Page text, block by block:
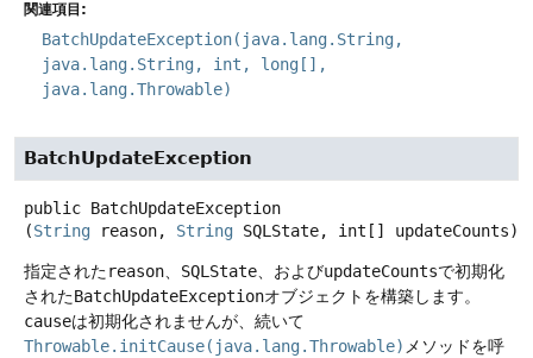
関連項目:
BatchUpdateException(java.lang.String,
java.lang.String, int, long[],
java.lang.Throwable)
BatchUpdateException
public BatchUpdateException
(String reason, String SQLState, int[] updateCounts)
指定されたreason SQLState 、およびupdateCountsで初期化
されたBatchUpdateExceptionオブジェクトを構築します。
causeは初期化されませんが、続いて
Throwable.initCause(java.lang.Throwable) メソッドを呼